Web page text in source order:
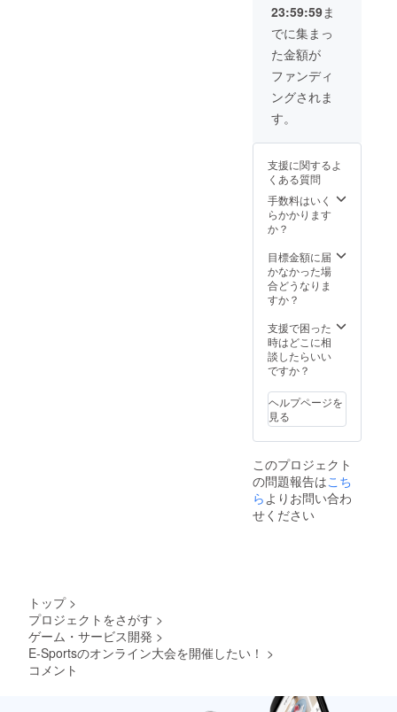
く、協力関係で
す。 備考欄にど
ちらの協力をい
ただけるか記載
ください。 現状
オフィシャルサ
ポート、オフィ
シャルサンバサ
ダー頂いている
企業様、個人様
は当ホームペー
ジより確認でき
ます。
23:59:59ま
でに集まっ
た金額が
ファンディ
ングされま
す。
支援に関するよ
くある質問
手数料はいく
らかかります
か？
目標金額に届
かなかった場
合どうなりま
すか？
支援で困った
時はどこに相
談したらいい
ですか？
ヘルプページを
見る
このプロジェクト
の問題報告はこち
ら よりお問い合わ
せください
トップ >
プロジェクトをさがす >
ゲーム・サービス開発 >
E-Sportsのオンライン大会を開催したい！ >
コメント